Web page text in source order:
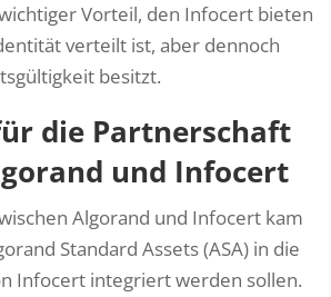
Vorteil, den Infocert bieten
verteilt ist, aber dennoch
besitzt.
die Partnerschaft
und Infocert
Algorand und Infocert kam
Standard Assets (ASA) in die
Infocert integriert werden sollen.